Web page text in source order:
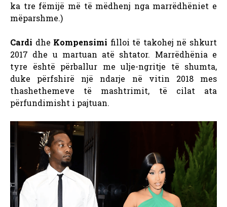
ka tre fëmijë më të mëdhenj nga marrëdhëniet e
mëparshme.)
Cardi dhe Kompensimi filloi të takohej në shkurt
2017 dhe u martuan atë shtator. Marrëdhënia e
tyre është përballur me ulje-ngritje të shumta,
duke përfshirë një ndarje në vitin 2018 mes
thashethemeve të mashtrimit, të cilat ata
përfundimisht i pajtuan.